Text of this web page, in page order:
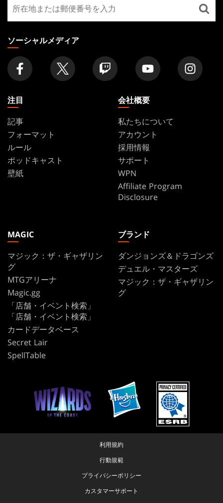
FOOTER
寄
り
の
店
舗
を
探
ソーシャルメディア
注目
記事
フォーマット
ルール
ポッドキャスト
壁紙
会社概要
私たちについて
アカウント
採用情報
サポート
WPN
Affiliate Program
Disclosure
MAGIC
マジック：ザ・ギャザリン
グ
MTGアリーナ
Magic.gg
「店舗・イベント検索」
「店舗・イベント検索」
カードデータベース
Secret Lair
SpellTable
ブランド
ダンジョンズ＆ドラゴンズ
デュエル・マスターズ
マジック：ザ・ギャザリン
グ
利用規約
行動規範
プライバシーポリシー
カスタマーサポート